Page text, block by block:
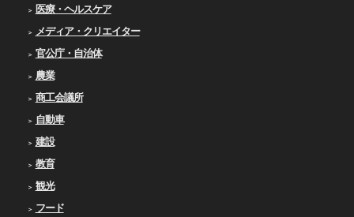
医療・ヘルスケア
メディア・クリエイター
官公庁・自治体
農業
商工会議所
自動車
建設
教育
観光
フード